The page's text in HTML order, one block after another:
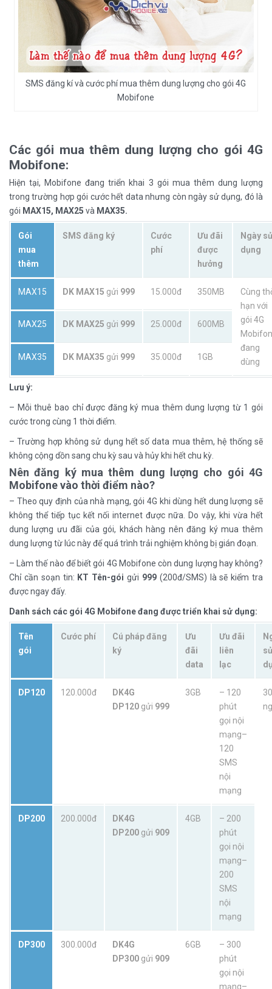
SMS đăng kí và cước phí mua thêm dung lượng cho gói 4G
Mobifone
Các gói mua thêm dung lượng cho gói 4G
Mobifone:
Hiện tại, Mobifone đang triển khai 3 gói mua thêm dung lượng
trong trường hợp gói cước hết data nhưng còn ngày sử dụng, đó là
gói MAX15, MAX25 và MAX35.
Gói
mua
thêm
SMS đăng ký
Cước
phí
Ưu đãi
được
hưởng
Ngày
dụng
MAX15 DK MAX15 gửi 999 15.000đ 350MB
Cùng
hạn với
gói 4G
đang
dùng
MAX25 DK MAX25 gửi 999 25.000đ 600MB
MAX35 DK MAX35 gửi 999 35.000đ 1GB
Lưu ý:
– Mỗi thuê bao chỉ được đăng ký mua thêm dung lượng từ 1 gói
cước trong cùng 1 thời điểm.
– Trường hợp không sử dụng hết số data mua thêm, hệ thống sẽ
không cộng dồn sang chu kỳ sau và hủy khi hết chu kỳ.
Nên đăng ký mua thêm dung lượng cho gói 4G
Mobifone vào thời điểm nào?
– Theo quy định của nhà mạng, gói 4G khi dùng hết dung lượng sẽ
không thể tiếp tục kết nối internet được nữa. Do vậy, khi vừa hết
dung lượng ưu đãi của gói, khách hàng nên đăng ký mua thêm
dung lượng từ lúc này để quá trình trải nghiệm không bị gián đoạn.
– Làm thế nào để biết gói 4G Mobifone còn dung lượng hay không?
Chỉ cần soạn tin: KT Tên-gói gửi 999(200đ/SMS) là sẽ kiểm tra
được ngay đấy.
Danh sách các gói 4G Mobifone đang được triển khai sử dụng:
Tên
gói
Cước phí
Cú pháp đăng
ký
Ưu
đãi
data
Ưu đãi
liên
lạc
DP120 120.000đ
DK4G
DP120 gửi 999
3GB
– 120
phút
gọi nội
mạng–
120
SMS
nội
mạng
30
DP200 200.000đ
DK4G
DP200 gửi 909
4GB
– 200
phút
gọi nội
mạng–
200
SMS
nội
mạng
DP300 300.000đ
DK4G
DP300 gửi 909
6GB
– 300
phút
gọi nội
mạng–